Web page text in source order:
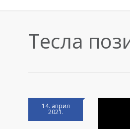
Тесла
14. април
2021.